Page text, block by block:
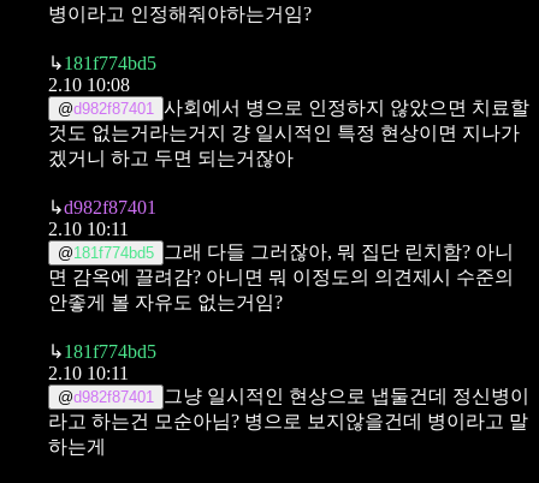
병이라고 인정해줘야하는거임?
↳181f774bd5
2.10 10:08
@d982f87401
사회에서 병으로 인정하지 않았으면 치료할
것도 없는거라는거지
걍 일시적인 특정 현상이면 지나가
겠거니 하고 두면 되는거잖아
↳d982f87401
2.10 10:11
@181f774bd5
그래 다들 그러잖아, 뭐 집단 린치함? 아니
면 감옥에 끌려감? 아니면 뭐 이정도의 의견제시 수준의
안좋게 볼 자유도 없는거임?
↳181f774bd5
2.10 10:11
@d982f87401
그냥 일시적인 현상으로 냅둘건데 정신병이
라고 하는건 모순아님? 병으로 보지않을건데 병이라고 말
하는게